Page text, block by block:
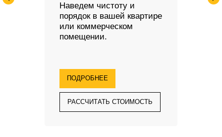
Наведем чистоту и
порядок в вашей квартире
или коммерческом
помещении.
ПОДРОБНЕЕ
РАССЧИТАТЬ СТОИМОСТЬ